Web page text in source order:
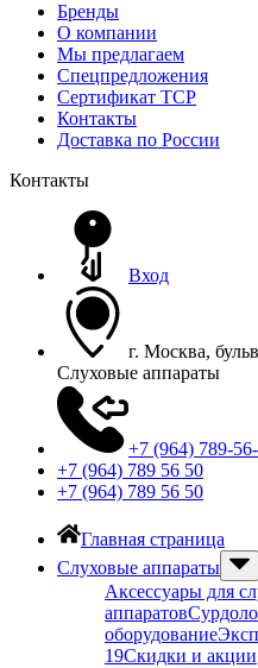
Бренды
О компании
Мы предлагаем
Спецпредложения
Сертификат ТСР
Контакты
Доставка по России
Контакты
Вход
г. Москва,
Слуховые аппараты
+7 (964) 789-
+7 (964) 789 56 50
+7 (964) 789 56 50
Главная страница
Слуховые аппараты
Аксессуары для
аппаратов
оборудование
19Скидки и акции